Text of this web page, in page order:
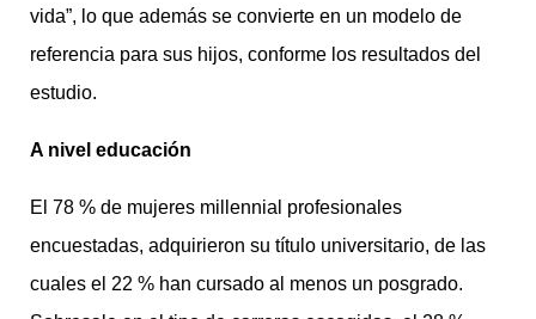
vida”, lo que además se convierte en un modelo de
referencia para sus hijos, conforme los resultados del
estudio.
A nivel educación
El 78 % de mujeres millennial profesionales
encuestadas, adquirieron su título universitario, de las
cuales el 22 % han cursado al menos un posgrado.